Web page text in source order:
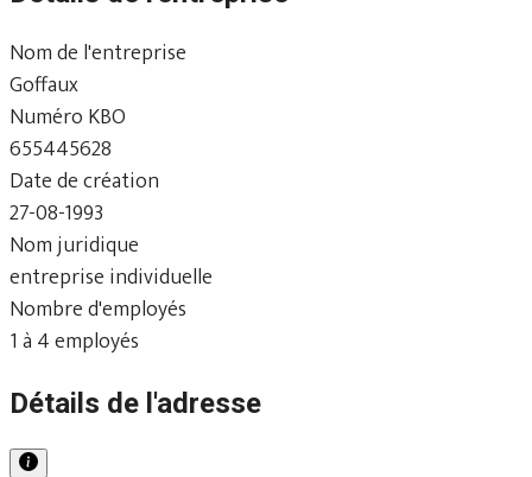
Nom de l'entreprise
Goffaux
Numéro KBO
655445628
Date de création
27-08-1993
Nom juridique
entreprise individuelle
Nombre d'employés
1 à 4 employés
Détails de l'adresse